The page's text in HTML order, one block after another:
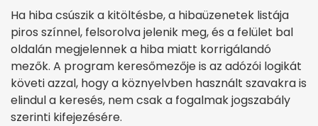
Ha hiba csúszik a kitöltésbe, a hibaüzenetek listája
piros színnel, felsorolva jelenik meg, és a felület bal
oldalán megjelennek a hiba miatt korrigálandó
mezők. A program keresőmezője is az adózói logikát
követi azzal, hogy a köznyelvben használt szavakra is
elindul a keresés, nem csak a fogalmak jogszabály
szerinti kifejezésére.